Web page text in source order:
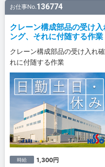
お仕事No.136774
クレーン構成部品の受け
ング、それに付随する作業
クレーン構成部品の受け入れ
れに付随する作業
時給 1,300円